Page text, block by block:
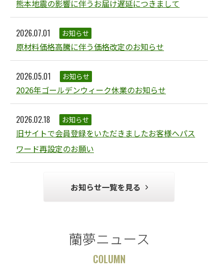
熊本地震の影響に伴うお届け遅延につきまして
2026.07.01 お知らせ
原材料価格高騰に伴う価格改定のお知らせ
2026.05.01 お知らせ
2026年ゴールデンウィーク休業のお知らせ
2026.02.18 お知らせ
旧サイトで会員登録をいただきましたお客様へパス
ワード再設定のお願い
お知らせ一覧を見る
蘭夢ニュース
COLUMN